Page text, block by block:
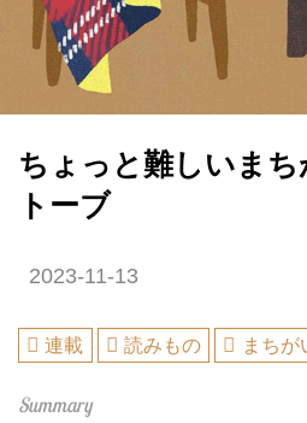
ちょっと難しいまち
トーブ
2023-11-13
連載 読みもの まちが